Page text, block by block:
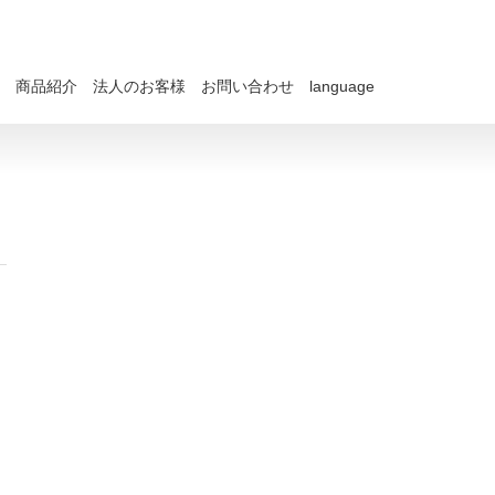
商品紹介 法人のお客様 お問い合わせ language